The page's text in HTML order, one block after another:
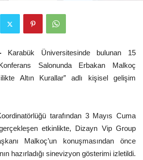
Karabük Üniversitesinde bulunan 15
Salonunda Erbakan Malkoç
Altın Kurallar” adlı kişisel gelişim
tarafından 3 Mayıs Cuma
etkinlikte, Dizayn Vip Group
Malkoç’un konuşmasından önce
hazırladığı sinevizyon gösterimi izletildi.